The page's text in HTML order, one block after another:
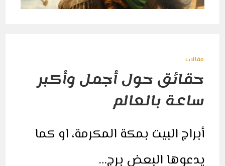
مقالات
حقائق حول أجمل وأكبر
ساعة بالعالم
أبراج البيت بمكة المكرمة، او كما
يدعوها البعض برج…